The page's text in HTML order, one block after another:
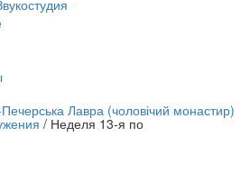
Лавра (чоловічий монастир)
/ Неделя 13-я по